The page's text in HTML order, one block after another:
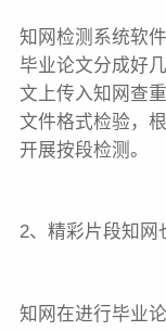
知网检测系统软
毕业论文分成好
文上传入知网查
文件格式检验，
开展按段检测。
2、精彩片段知网
知网在进行毕业